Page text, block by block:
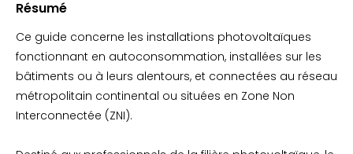
Résumé
Ce guide concerne les installations photovoltaïques
fonctionnant en autoconsommation, installées sur les
bâtiments ou à leurs alentours, et connectées au réseau
métropolitain continental ou situées en Zone Non
Interconnectée (ZNI).